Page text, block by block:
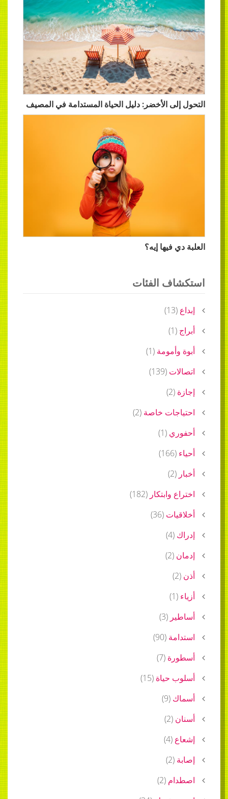
التحول إلى الأخضر: دليل الحياة المستدامة في المصيف
العلبة دي فيها إيه؟
استكشاف الفئات
إبداع (
13
)
أبراج (
1
)
أبوة وأمومة (
1
)
اتصالات (
139
)
إجازة (
2
)
احتياجات خاصة (
2
)
أحفوري (
1
)
أحياء (
166
)
أخبار (
2
)
اختراع وابتكار (
182
)
أخلاقيات (
36
)
إدراك (
4
)
إدمان (
2
)
أذن (
2
)
أزياء (
1
)
أساطير (
3
)
استدامة (
90
)
أسطورة (
7
)
أسلوب حياة (
15
)
أسماك (
9
)
أسنان (
2
)
إشعاع (
4
)
إصابة (
2
)
اصطدام (
2
)